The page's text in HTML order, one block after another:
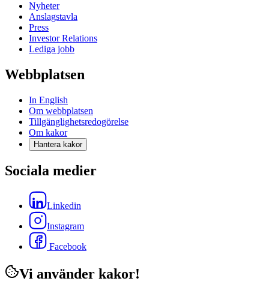
Nyheter
Anslagstavla
Press
Investor Relations
Lediga jobb
Webbplatsen
In English
Om webbplatsen
Tillgänglighetsredogörelse
Om kakor
Hantera kakor
Sociala medier
Linkedin
Instagram
Facebook
Vi använder kakor!